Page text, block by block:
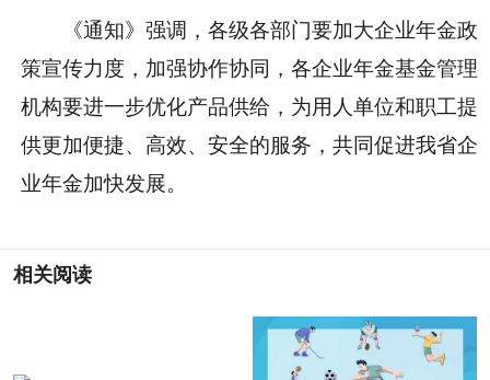
《通知》强调，各级各部门要加大企业年金政
策宣传力度，加强协作协同，各企业年金基金管理
机构要进一步优化产品供给，为用人单位和职工提
供更加便捷、高效、安全的服务，共同促进我省企
业年金加快发展。
相关阅读